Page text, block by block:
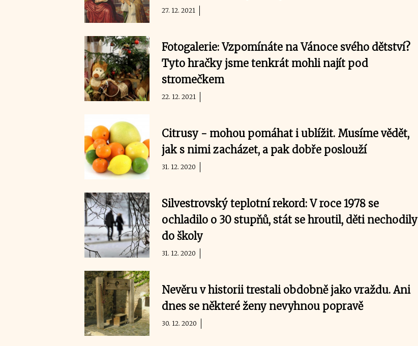
27. 12. 2021
Fotogalerie: Vzpomínáte na Vánoce svého dětství?
Tyto hračky jsme tenkrát mohli najít pod
stromečkem
22. 12. 2021
Citrusy - mohou pomáhat i ublížit. Musíme vědět,
jak s nimi zacházet, a pak dobře poslouží
31. 12. 2020
Silvestrovský teplotní rekord: V roce 1978 se
ochladilo o 30 stupňů, stát se hroutil, děti nechodily
do školy
31. 12. 2020
Nevěru v historii trestali obdobně jako vraždu. Ani
dnes se některé ženy nevyhnou popravě
30. 12. 2020